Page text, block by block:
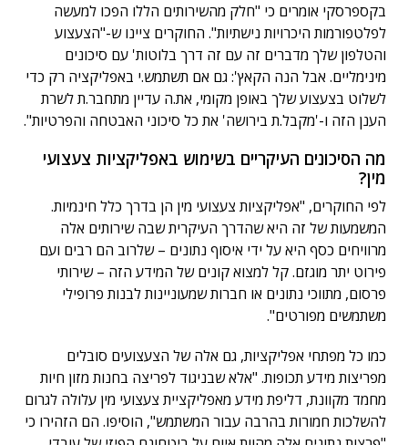
בקספרסקי אומרים כי "חלק מהשירותים הללו הפכו למעשה
לפלטפורמות היכרויות נישתיות". החוקרים ציינו ש-"הצעצוע
והטלפון שלך מדברים זה עם זה דרך בלוטות' עם סיכונים
מינימליים. אבל הנה הקאץ': גם אם תשתמש.י באפליקציה רק כדי
לשלוט בצעצוע שלך באופן מקומי, את.ה עדיין מתחבר.ת לשרת
הענן הזה ו-'מקבל.ת בירושה' את כל סיכוני האבטחה והפרטיות".
מה הסיכונים העיקריים בשימוש באפליקציות צעצועי
מין?
לפי החוקרים, "אפליקציות צעצועי מין הן בדרך כלל חינמיות.
המשמעות של זה היא שהדרך העיקרית שבה שירותים אלה
מרוויחים כסף היא על ידי איסוף נתונים – שלרוב הם רבים ועם
פירוט יתר מוגזם. קל למצוא קונים של המידע הזה – שירותי
פרסום, מתווכי נתונים או חברות שמעוניינות לבנות פרופילי
משתמשים מפורטים".
כמו כל מפתחי אפליקציות, גם אלה של הצעצועים סובלים
מפריצות מידע תכופות. "אלא שבניגוד לפריצה בחנות מזון חיות
מחמד מקוונת, דליפת מידע מאפליקציית צעצועי מין עלולה לגרום
להשלכות חמורות בהרבה עבור המשתמש", הוסיפו. הם הזהירו כי